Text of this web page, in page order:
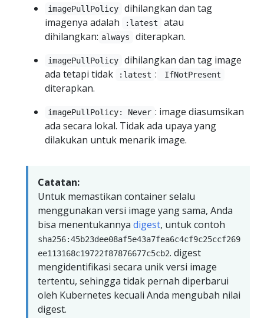
imagePullPolicy
dihilangkan dan tag
imagenya adalah
:latest
atau
dihilangkan: always diterapkan.
imagePullPolicy
dihilangkan dan tag image
ada tetapi tidak
:latest : IfNotPresent
diterapkan.
imagePullPolicy: Never : image diasumsikan
ada secara lokal. Tidak ada upaya yang
dilakukan untuk menarik image.
Catatan:
Untuk memastikan container selalu
menggunakan versi image yang sama, Anda
bisa menentukannya digest, untuk contoh
sha256:45b23dee08af5e43a7fea6c4cf9c25ccf269
ee113168c19722f87876677c5cb2. digest
mengidentifikasi secara unik versi image
tertentu, sehingga tidak pernah diperbarui
oleh Kubernetes kecuali Anda mengubah nilai
digest.